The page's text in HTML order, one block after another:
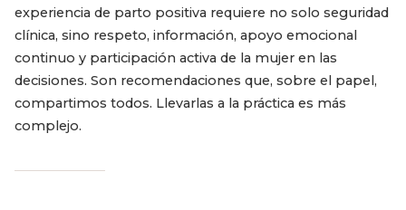
experiencia de parto positiva requiere no solo seguridad
clínica, sino respeto, información, apoyo emocional
continuo y participación activa de la mujer en las
decisiones. Son recomendaciones que, sobre el papel,
compartimos todos. Llevarlas a la práctica es más
complejo.